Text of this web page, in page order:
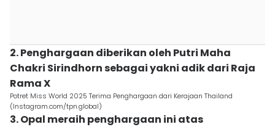
2. Penghargaan diberikan oleh Putri Maha
Chakri Sirindhorn sebagai yakni adik dari Raja
Rama X
Potret Miss World 2025 Terima Penghargaan dari Kerajaan Thailand
(Instagram.com/tpn.global)
3. Opal meraih penghargaan ini atas